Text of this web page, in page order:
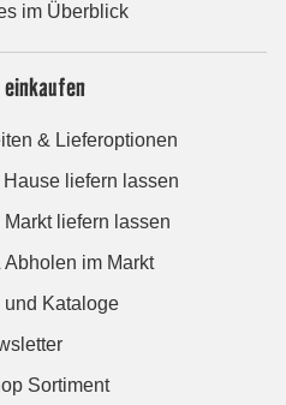
im Überblick
& Lieferoptionen
liefern lassen
liefern lassen
Abholen im Markt
und Kataloge
Sortiment